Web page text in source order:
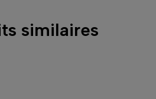
similaires